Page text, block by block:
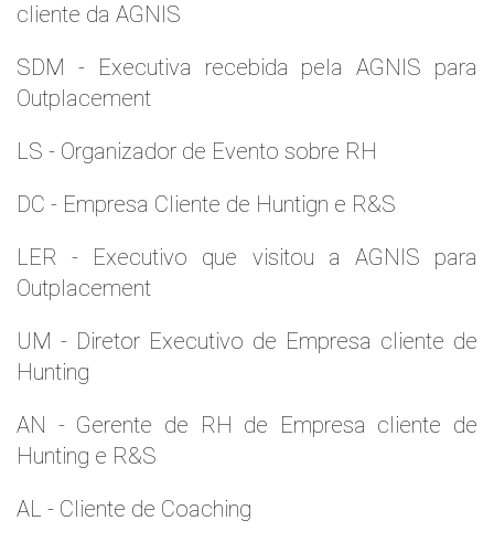
cliente da AGNIS
SDM - Executiva recebida pela AGNIS para
Outplacement
LS - Organizador de Evento sobre RH
DC - Empresa Cliente de Huntign e R&S
LER - Executivo que visitou a AGNIS para
Outplacement
UM - Diretor Executivo de Empresa cliente de
Hunting
AN - Gerente de RH de Empresa cliente de
Hunting e R&S
AL - Cliente de Coaching